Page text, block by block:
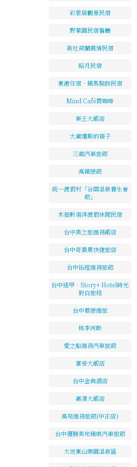
彩雲居觀景民宿
野菜園民宿餐廳
新社荷蘭風情民宿
昭月民宿
東港住宿‧鐵馬騎跡民宿
Mind Café買咖啡
車王大飯店
大衛瓊斯的箱子
三越汽車旅館
高鐵戀館
統一渡假村「谷關溫泉養生會
館」
木佃軒南洋渡假休閒民宿
台中美之旅商務飯店
台中奇異果快捷旅店
台中拓程商務旅館
台中逢甲‧Story+ Hotel時光
對白旅棧
台中慕戀商旅
桃李河畔
愛之船商務汽車旅館
富帝大飯店
台中金典酒店
嘉濱大飯店
高苑商務旅館(中正店)
台中優勝美地精緻汽車旅館
大坑東山樂園溫泉區